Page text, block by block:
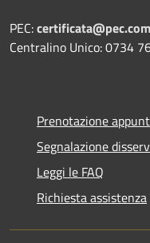
PEC:
Centralino Unico: 0734
Prenotazione
Segnalazione
Leggi le FAQ
Richiesta assistenza